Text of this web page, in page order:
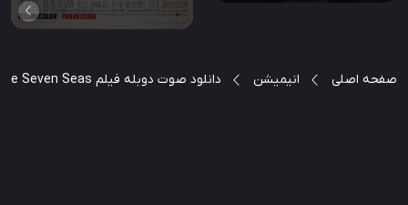
صفحه اصلی انیمیشن دانلود صوت دوبله فیلم Sinbad: Legend of the Seven Seas